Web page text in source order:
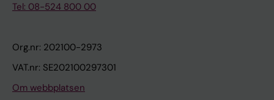
Tel: 08-524 800 00
Org.nr: 202100-2973
VAT.nr: SE202100297301
Om webbplatsen